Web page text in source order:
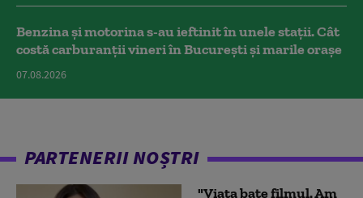
Benzina și motorina s-au ieftinit în unele stații. Cât
costă carburanții vineri în București și marile orașe
07.08.2026
PARTENERII NOȘTRI
"Viața bate filmul. Am